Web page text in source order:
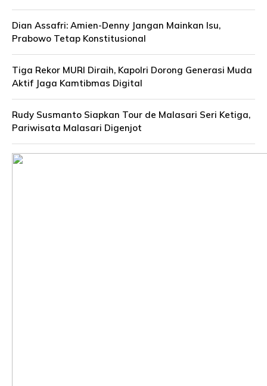
Dian Assafri: Amien-Denny Jangan Mainkan Isu,
Prabowo Tetap Konstitusional
Tiga Rekor MURI Diraih, Kapolri Dorong Generasi Muda
Aktif Jaga Kamtibmas Digital
Rudy Susmanto Siapkan Tour de Malasari Seri Ketiga,
Pariwisata Malasari Digenjot